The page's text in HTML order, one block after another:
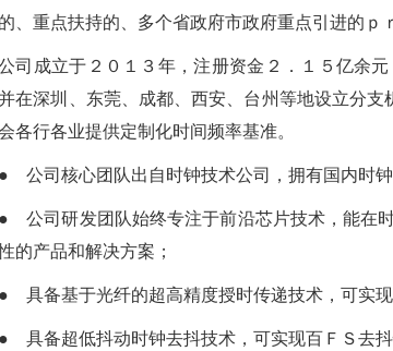
、重点扶持的、多个省政府市政府重点引进的ｐ
司成立于２０１３年，注册资金２．１５亿余
在深圳、东莞、成都、西安、台州等地设立分
各行各业提供定制化时间频率基准。
公司核心团队出自时钟技术公司，拥有国内时
公司研发团队始终专注于前沿芯片技术，能在
的产品和解决方案；
具备基于光纤的超高精度授时传递技术，可实
具备超低抖动时钟去抖技术，可实现百ＦＳ去